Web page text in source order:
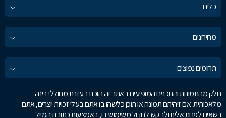
כלים
מחירונים
תחומים נפוצים
חלק מהתמונות והתכנים המופיעים באתר זה הוכנו בעזרת מחוללי בינה
מלאכותית. אם זיהיתם תמונה או תוכן כלשהו בו אתם בעלי זכויות יוצרים, אתם
רשאים לפנות אלינו ולבקש לחדול משימוש בו, באמצעות כתובת המייל